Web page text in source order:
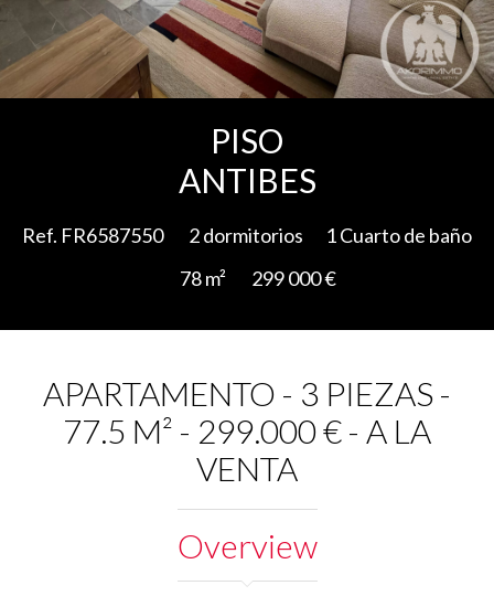
PISO
ANTIBES
Ref. FR6587550 2 dormitorios
1 Cuarto de baño
78 m²
299 000 €
APARTAMENTO - 3 PIEZAS -
77.5 M² - 299.000 € - A LA
VENTA
Overview